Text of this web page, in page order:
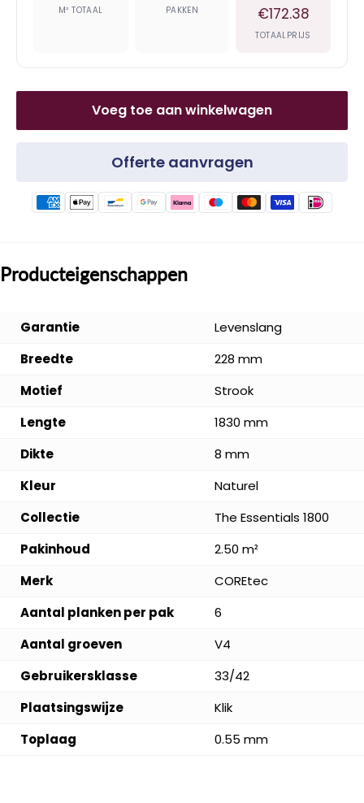
M² TOTAAL PAKKEN €172.38
TOTAALPRIJS
Voeg toe aan winkelwagen
Offerte aanvragen
Producteigenschappen
Garantie
Levenslang
Breedte
228 mm
Motief
Strook
Lengte
1830 mm
Dikte
8 mm
Kleur
Naturel
Collectie
The Essentials 1800
Pakinhoud
2.50 m²
Merk
COREtec
Aantal planken per pak
6
Aantal groeven
V4
Gebruikersklasse
33/42
Plaatsingswijze
Klik
Toplaag
0.55 mm